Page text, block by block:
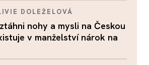
DOLEŽELOVÁ
nohy a mysli na Českou
v manželství nárok na